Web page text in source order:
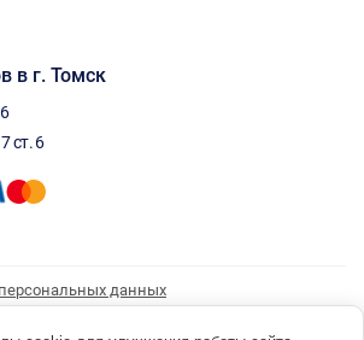
в г. Томск
ст. 6
данных
рассылки